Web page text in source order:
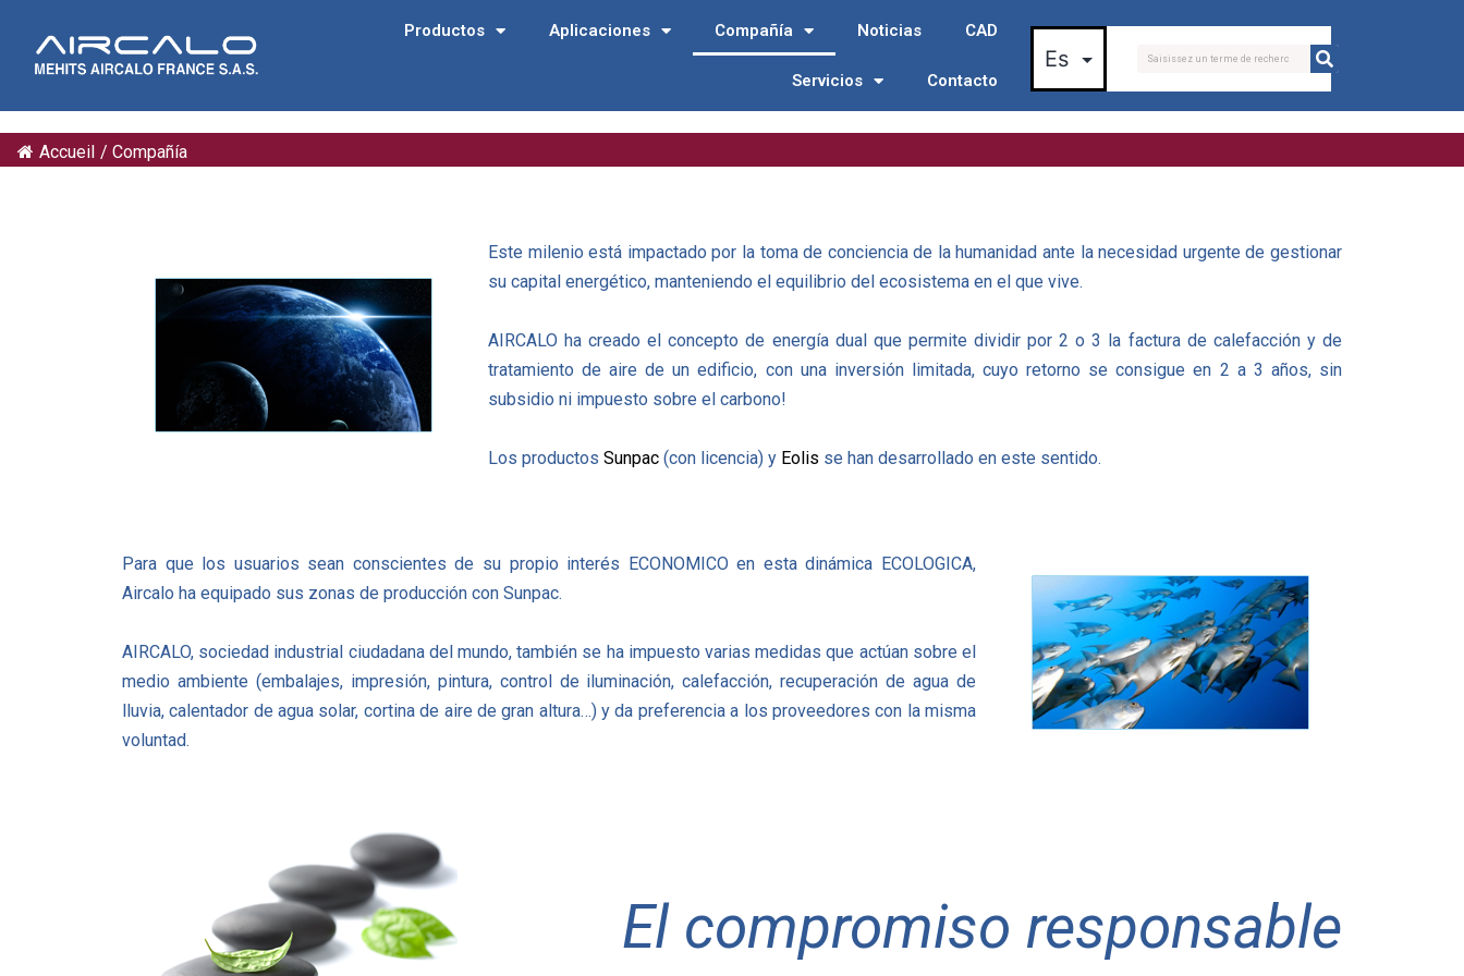
Productos Aplicaciones Compañía Noticias CAD
Servicios Contacto
Accueil / Compañía
Este milenio está impactado por la toma de conciencia de la humanidad ante la necesidad urgente de gestionar
su capital energético, manteniendo el equilibrio del ecosistema en el que vive.
AIRCALO ha creado el concepto de energía dual que permite dividir por 2 o 3 la factura de calefacción y de
tratamiento de aire de un edificio, con una inversión limitada, cuyo retorno se consigue en 2 a 3 años, sin
subsidio ni impuesto sobre el carbono!
Los productos Sunpac(con licencia) y Eolis se han desarrollado en este sentido.
Para que los usuarios sean conscientes de su propio interés ECONOMICO en esta dinámica ECOLOGICA,
Aircalo ha equipado sus zonas de producción con Sunpac.
AIRCALO, sociedad industrial ciudadana del mundo, también se ha impuesto varias medidas que actúan sobre el
medio ambiente (embalajes, impresión, pintura, control de iluminación, calefacción, recuperación de agua de
lluvia, calentador de agua solar, cortina de aire de gran altura…) y da preferencia a los proveedores con la misma
voluntad.
El compromiso responsable